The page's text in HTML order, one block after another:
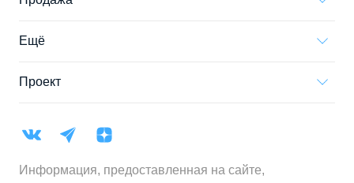
Ещё
Проект
Информация, предоставленная на сайте,